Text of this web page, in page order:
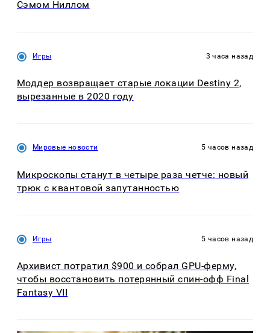
Сэмом Ниллом
Игры 3 часа назад
Моддер возвращает старые локации Destiny 2,
вырезанные в 2020 году
Мировые новости 5 часов назад
Микроскопы станут в четыре раза четче: новый
трюк с квантовой запутанностью
Игры 5 часов назад
Архивист потратил $900 и собрал GPU-ферму,
чтобы восстановить потерянный спин-офф Final
Fantasy VII